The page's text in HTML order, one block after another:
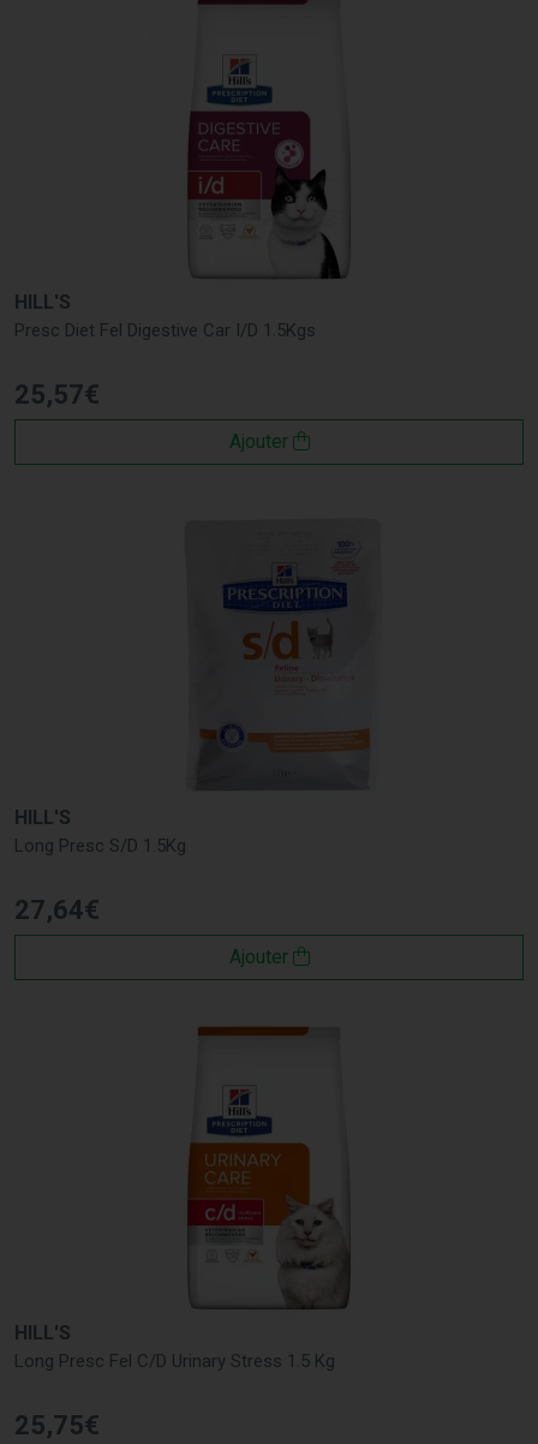
HILL'S
Presc Diet Fel Digestive Car I/D 1.5Kgs
25,57€
Ajouter
HILL'S
Long Presc S/D 1.5Kg
27,64€
Ajouter
HILL'S
Long Presc Fel C/D Urinary Stress 1.5 Kg
25,75€